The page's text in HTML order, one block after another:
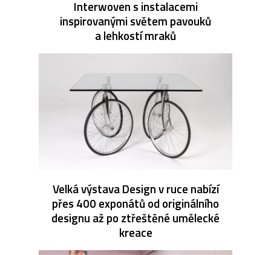
Interwoven s instalacemi
inspirovanými světem pavouků
a lehkostí mraků
Velká výstava Design v ruce nabízí
přes 400 exponátů od originálního
designu až po ztřeštěné umělecké
kreace